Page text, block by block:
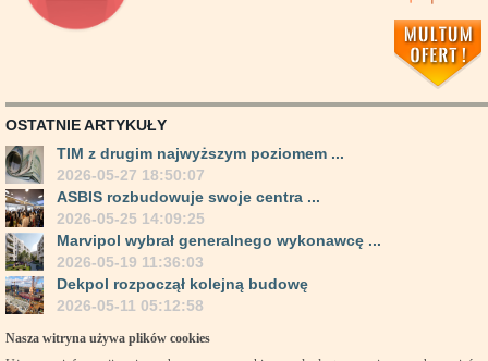
OSTATNIE ARTYKUŁY
TIM z drugim najwyższym poziomem ...
2026-05-27 18:50:07
ASBIS rozbudowuje swoje centra ...
2026-05-25 14:09:25
Marvipol wybrał generalnego wykonawcę ...
2026-05-19 11:36:03
Dekpol rozpoczął kolejną budowę
2026-05-11 05:12:58
Nasza witryna używa plików cookies